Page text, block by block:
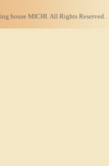
house MICHI. All Rights Reserved.